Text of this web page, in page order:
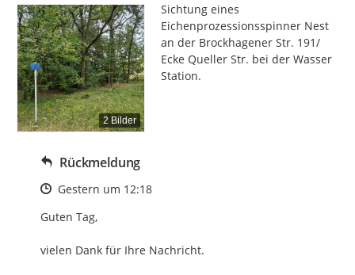
2 Bilder
Sichtung eines
Eichenprozessionsspinner Nest
an der Brockhagener Str. 191/
Ecke Queller Str. bei der Wasser
Station.
Rückmeldung
Zeitpunkt des Erstellens
Gestern um 12:18
Guten Tag,
vielen Dank für Ihre Nachricht.